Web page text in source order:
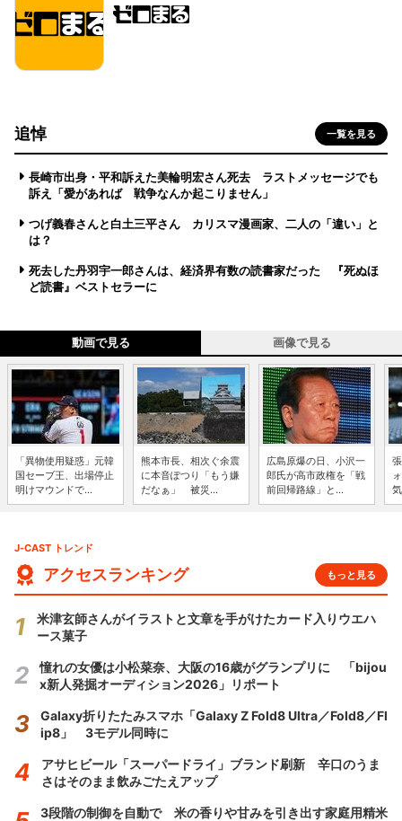
追悼 一覧を見る
長崎市出身・平和訴えた美輪明宏さん死去 ラストメッセージでも
訴え「愛があれば 戦争なんか起こりません」
つげ義春さんと白土三平さん カリスマ漫画家、二人の「違い」と
は？
死去した丹羽宇一郎さんは、経済界有数の読書家だった 『死ぬほ
ど読書』ベストセラーに
動画で見る 画像で見る
「異物使用疑惑」元韓
国セーブ王、出場停止
明けマウンドで...
熊本市長、相次ぐ余震
に本音ぽつり「もう嫌
だなぁ」 被災...
広島原爆の日、小沢一
郎氏が高市政権を「戦
前回帰路線」と...
J-CAST トレンド
アクセスランキング もっと見る
米津玄師さんがイラストと文章を手がけたカード入りウエハ
ース菓子
憧れの女優は小松菜奈、大阪の16歳がグランプリに 「bijou
x新人発掘オーディション2026」リポート
Galaxy折りたたみスマホ「Galaxy Z Fold8 Ultra／Fold8／Fl
ip8」 3モデル同時に
アサヒビール「スーパードライ」ブランド刷新 辛口のうま
さはそのまま飲みごたえアップ
3段階の制御を自動で 米の香りや甘みを引き出す家庭用精米